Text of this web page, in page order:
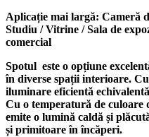
Aplicație mai largă: Cameră
Studiu / Vitrine / Sala de
comercial
Spotul este o opțiune
în diverse spații interioare.
iluminare eficientă
Cu o temperatură de culoare
emite o lumină caldă și
și primitoare în încăperi.